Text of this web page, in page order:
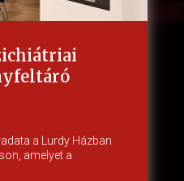
a Lurdy Házban
amelyet a